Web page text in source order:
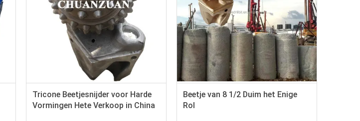
Tricone Beetjesnijder voor Harde
Vormingen Hete Verkoop in China
Beetje van 8 1/2 Duim het Enige
Rol